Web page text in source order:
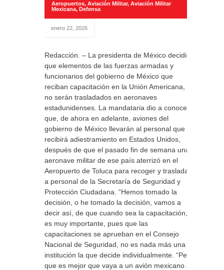
Aeropuertos, Aviación Militar, Aviación Militar
Mexicana, Defensa
enero 22, 2026
Redacción. – La presidenta de México decidió
que elementos de las fuerzas armadas y
funcionarios del gobierno de México que
reciban capacitación en la Unión Americana, ya
no serán trasladados en aeronaves
estadunidenses. La mandataria dio a conocer
que, de ahora en adelante, aviones del
gobierno de México llevarán al personal que
recibirá adiestramiento en Estados Unidos,
después de que el pasado fin de semana una
aeronave militar de ese país aterrizó en el
Aeropuerto de Toluca para recoger y trasladar
a personal de la Secretaría de Seguridad y
Protección Ciudadana. “Hemos tomado la
decisión, o he tomado la decisión, vamos a
decir así, de que cuando sea la capacitación,
es muy importante, pues que las
capacitaciones se aprueban en el Consejo
Nacional de Seguridad, no es nada más una
institución la que decide individualmente. “Pero
que es mejor que vaya a un avión mexicano a